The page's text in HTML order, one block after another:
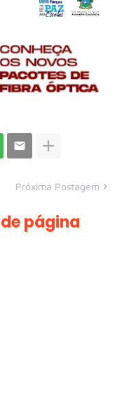
Próxima Postagem
página